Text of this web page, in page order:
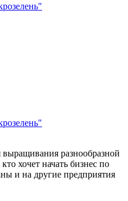
разнообразной
хочет начать бизнес по
и на другие предприятия